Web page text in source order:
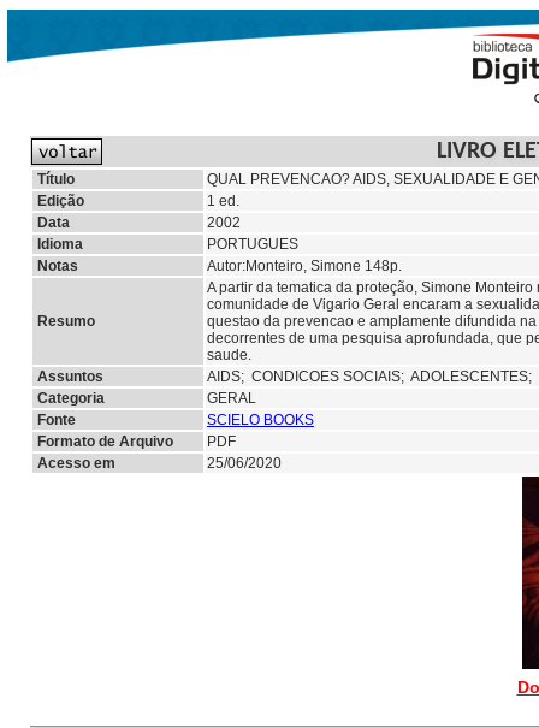
LIVRO
Título
QUAL PREVENCAO? AIDS, SEXUALIDADE E
Edição
1 ed.
Data
2002
Idioma
PORTUGUES
Notas
Autor:Monteiro, Simone 148p.
Resumo
A partir da tematica da proteção, Simone
comunidade de Vigario Geral encaram a
questao da prevencao e amplamente difundida
decorrentes de uma pesquisa aprofundada, que
saude.
Assuntos
AIDS; CONDICOES SOCIAIS; ADOLESCENTES;
Categoria
GERAL
Fonte
SCIELO BOOKS
Formato de Arquivo
PDF
Acesso em
25/06/2020